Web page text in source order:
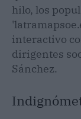
hilo, los
interactivo
dirigentes
Sánchez.